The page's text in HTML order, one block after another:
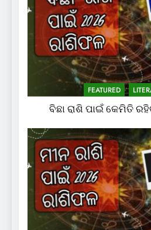
FEATURED
ବିଛା ରାଶି ପାଇଁ କେମିତି